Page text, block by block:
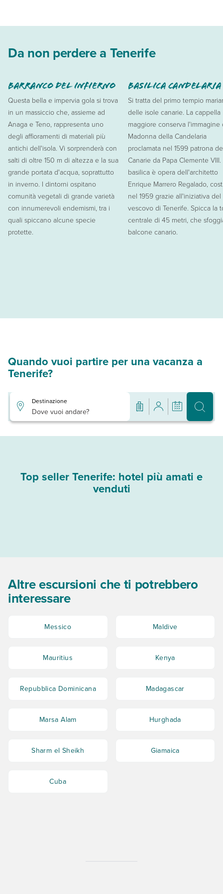
Da non perdere a Tenerife
BARRANCO DEL INFIERNO
Questa bella e impervia gola si trova
in un massiccio che, assieme ad
Anaga e Teno, rappresenta uno
degli affioramenti di materiali più
antichi dell'isola. Vi sorprenderà con
salti di oltre 150 m di altezza e la sua
grande portata d'acqua, soprattutto
in inverno. I dintorni ospitano
comunità vegetali di grande varietà
con innumerevoli endemismi, tra i
quali spiccano alcune specie
protette.
BASILICA CANDELARIA
Si tratta del primo tempio
delle isole canarie. La cappella
maggiore conserva l'immagine
Madonna della Candelaria
proclamata nel 1599 patrona
Canarie da Papa Clemente VIII.
basilica è opera dell'architetto
Enrique Marrero Regalado,
nel 1959 grazie all'iniziativa del
vescovo di Tenerife. Spicca la
centrale di 45 metri, che
balcone canario.
Quando vuoi partire per una vacanza a
Tenerife?
Destinazione
Dove vuoi andare?
Top seller Tenerife: hotel più amati e
venduti
Altre escursioni che ti potrebbero
interessare
Messico Maldive
Mauritius Kenya
Repubblica Dominicana Madagascar
Marsa Alam Hurghada
Sharm el Sheikh Giamaica
Cuba